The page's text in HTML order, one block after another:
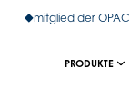
mitglied der
PRODUKTE